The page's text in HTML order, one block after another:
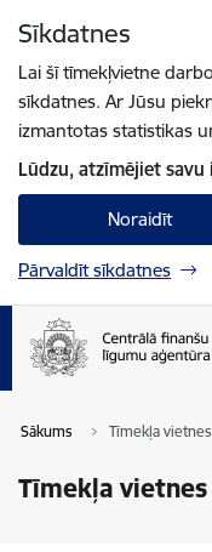
Sīkdatnes
Lai šī tīmekļvietne
sīkdatnes. Ar Jūsu
izmantotas statistikas
Lūdzu, atzīmējiet savu
Noraidīt
Pārvaldīt sīkdatnes
Sākums Tīmekļa
Tīmekļa